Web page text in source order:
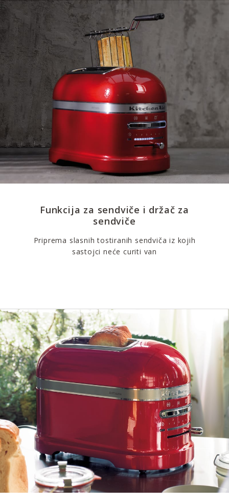
Funkcija za sendviče i držač za
sendviče
Priprema slasnih tostiranih sendviča iz kojih
sastojci neće curiti van